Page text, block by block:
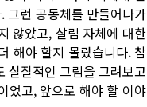
그런 공동체를 만들어나가
않았고, 살림 자체에 대한
해야 할지 몰랐습니다. 참
실질적인 그림을 그려보고
었고, 앞으로 해야 할 이야